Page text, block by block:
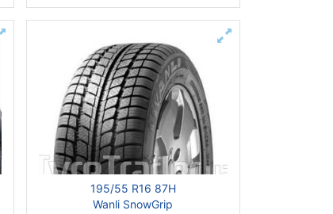
195/55 R16 87H
Wanli SnowGrip